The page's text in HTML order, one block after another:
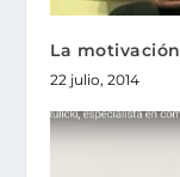
La
22 julio, 2014